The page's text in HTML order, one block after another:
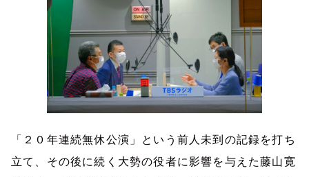
「２０年連続無休公演」という前人未到の記録を打ち
立て、その後に続く大勢の役者に影響を与えた藤山寛